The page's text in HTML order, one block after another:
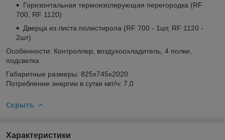
Горизонтальная термоизолирующая перегородка (RF
700, RF 1120)
Дверца из листа полистирола (RF 700 - 1шт, RF 1120 -
2шт)
Особенности: Контроллер, воздухоохладитель, 4 полки,
подсветка
Габаритные размеры: 825х745х2020
Потребление энергии в сутки квт/ч: 7,0
Скрыть
Характеристики